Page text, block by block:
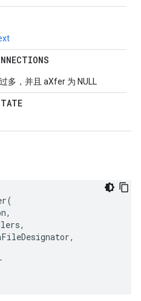
多，并且 aXfer 为 NULL
(
,
,
,